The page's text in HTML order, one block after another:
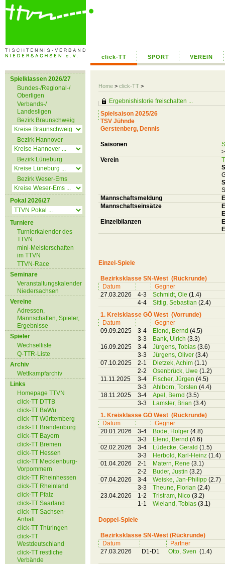
click-TT SPORT VEREIN
Home > click-TT >
Spielklassen 2026/27
Bundes-/Regional-/
Oberligen
Verbands-/
Landesligen
Bezirk Braunschweig
Bezirk Hannover
Bezirk Lüneburg
Bezirk Weser-Ems
Pokal 2026/27
Turniere
Turnierkalender des
TTVN
mini-Meisterschaften
im TTVN
TTVN-Race
Seminare
Veranstaltungskalender
Niedersachsen
Vereine
Adressen,
Mannschaften, Spieler,
Ergebnisse
Spieler
Wechselliste
Q-TTR-Liste
Archiv
Wettkampfarchiv
Links
Homepage TTVN
click-TT DTTB
click-TT BaWü
click-TT Württemberg
click-TT Brandenburg
click-TT Bayern
click-TT Bremen
click-TT Hessen
click-TT Mecklenburg-
Vorpommern
click-TT Rheinhessen
click-TT Rheinland
click-TT Pfalz
click-TT Saarland
click-TT Sachsen-
Anhalt
click-TT Thüringen
click-TT
Westdeutschland
click-TT restliche
Verbände
Ergebnishistorie freischalten ...
Spielsaison 2025/26
TSV Jühnde
Gerstenberg, Dennis
Saisonen
Verein
Mannschaftsmeldung
Mannschaftseinsätze
Einzelbilanzen
Einzel-Spiele
Bezirksklasse SN-West (Rückrunde)
Datum
Gegner
27.03.2026
4-3 Schmidt, Ole (1.4)
4-4
Sittig, Sebastian (2.4)
1. Kreisklasse GÖ West (Vorrunde)
Datum
Gegner
09.09.2025
3-4 Elend, Bernd (4.5)
3-3
Bank, Ulrich (3.3)
16.09.2025
3-4 Jürgens, Tobias (3.6)
3-3
Jürgens, Oliver (3.4)
07.10.2025
2-1 Dietzek, Achim (1.1)
2-2
Osenbrück, Uwe (1.2)
11.11.2025
3-4 Fischer, Jürgen (4.5)
3-3
Ahlborn, Torsten (4.4)
18.11.2025
3-4 Apel, Bernd (3.5)
3-3
Lamster, Brian (3.4)
1. Kreisklasse GÖ West (Rückrunde)
Datum
Gegner
20.01.2026
3-4 Bode, Holger (4.8)
3-3
Elend, Bernd (4.6)
02.02.2026
3-4 Lüdecke, Gerald (1.5)
3-3
Herbold, Karl-Heinz (1.4)
01.04.2026
2-1 Matern, Rene (3.1)
2-2
Buder, Justin (3.2)
07.04.2026
3-4 Weiske, Jan-Philipp (2.7)
3-3
Theune, Florian (2.4)
23.04.2026
1-2 Tristram, Nico (3.2)
1-1
Wieland, Tobias (3.1)
Doppel-Spiele
Bezirksklasse SN-West (Rückrunde)
Datum
Partner
27.03.2026
D1-D1 Otto, Sven (1.4)